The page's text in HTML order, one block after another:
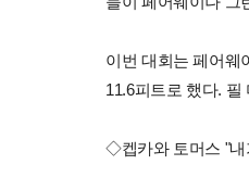
이번 대회는 페어웨
11.6피트로 했다.
◇켑카와 토머스 "내